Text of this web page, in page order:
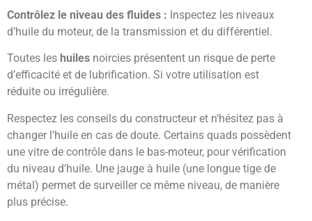
Contrôlez le niveau des fluides : Inspectez les niveaux
d’huile du moteur, de la transmission et du différentiel.
Toutes les huiles noircies présentent un risque de perte
d’efficacité et de lubrification. Si votre utilisation est
réduite ou irrégulière.
Respectez les conseils du constructeur et n’hésitez pas à
changer l’huile en cas de doute. Certains quads possèdent
une vitre de contrôle dans le bas-moteur, pour vérification
du niveau d’huile. Une jauge à huile (une longue tige de
métal) permet de surveiller ce même niveau, de manière
plus précise.